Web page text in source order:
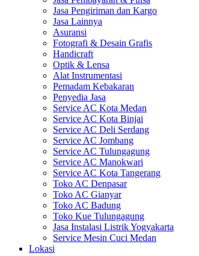
Jasa Pengiriman dan Kargo
Jasa Lainnya
Asuransi
Fotografi & Desain Grafis
Handicraft
Optik & Lensa
Alat Instrumentasi
Pemadam Kebakaran
Penyedia Jasa
Service AC Kota Medan
Service AC Kota Binjai
Service AC Deli Serdang
Service AC Jombang
Service AC Tulungagung
Service AC Manokwari
Service AC Kota Tangerang
Toko AC Denpasar
Toko AC Gianyar
Toko AC Badung
Toko Kue Tulungagung
Jasa Instalasi Listrik Yogyakarta
Service Mesin Cuci Medan
Lokasi